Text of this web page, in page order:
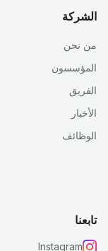
الشركة
من نحن
المؤسسون
الفريق
الأخبار
الوظائف
تابعنا
Instagram